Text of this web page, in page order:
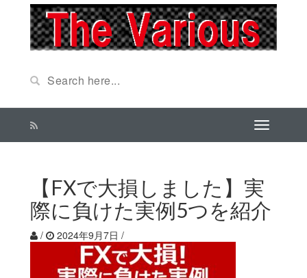
【FXで大損しました】実
際に負けた実例5つを紹介
/ 2024年9月7日 /